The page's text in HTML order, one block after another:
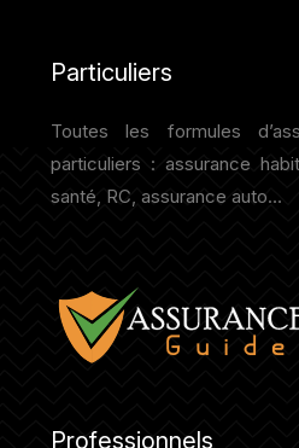
Particuliers
Toutes les formules
particuliers : assurance
santé, RC, assurance auto…
Professionnels